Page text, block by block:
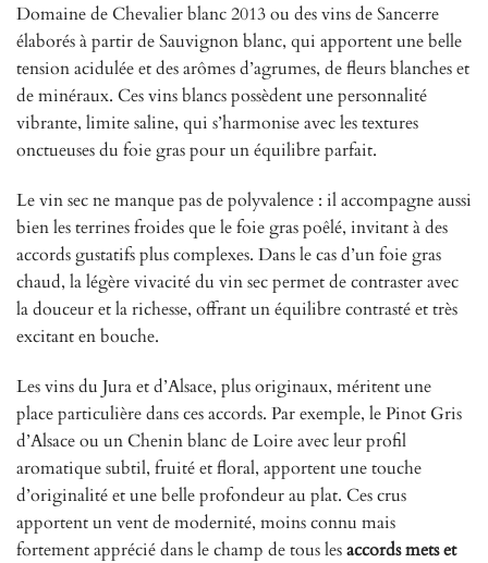
Domaine de Chevalier blanc 2013 ou des vins de Sancerre
élaborés à partir de Sauvignon blanc, qui apportent une belle
tension acidulée et des arômes d’agrumes, de fleurs blanches et
de minéraux. Ces vins blancs possèdent une personnalité
vibrante, limite saline, qui s’harmonise avec les textures
onctueuses du foie gras pour un équilibre parfait.
Le vin sec ne manque pas de polyvalence : il accompagne aussi
bien les terrines froides que le foie gras poêlé, invitant à des
accords gustatifs plus complexes. Dans le cas d’un foie gras
chaud, la légère vivacité du vin sec permet de contraster avec
la douceur et la richesse, offrant un équilibre contrasté et très
excitant en bouche.
Les vins du Jura et d’Alsace, plus originaux, méritent une
place particulière dans ces accords. Par exemple, le Pinot Gris
d’Alsace ou un Chenin blanc de Loire avec leur profil
aromatique subtil, fruité et floral, apportent une touche
d’originalité et une belle profondeur au plat. Ces crus
apportent un vent de modernité, moins connu mais
fortement apprécié dans le champ de tous lesaccords mets et